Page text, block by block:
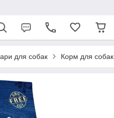
для собак Корм для собак